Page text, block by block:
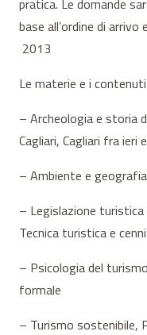
pratica. Le domande
base all’ordine di
2013
Le materie e i
– Archeologia e storia
Cagliari, Cagliari fra ieri
– Ambiente e
– Legislazione turistica
Tecnica turistica e
– Psicologia del
formale
– Turismo sostenibile,